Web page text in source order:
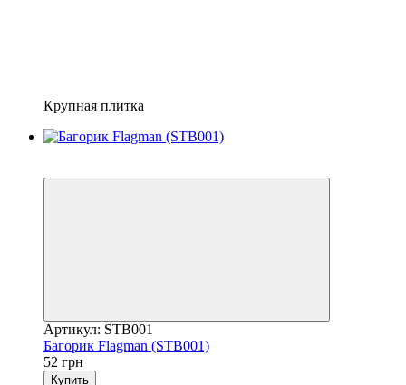
Крупная плитка
Артикул: STB001
Багорик Flagman (STB001)
52 грн
Купить